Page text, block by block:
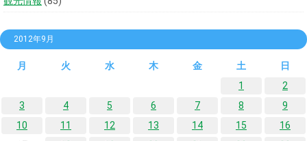
2012年9月
月 火 水 木 金 土
日
1
2
3
4 5 6 7 8
9
10
11 12 13 14 15
16